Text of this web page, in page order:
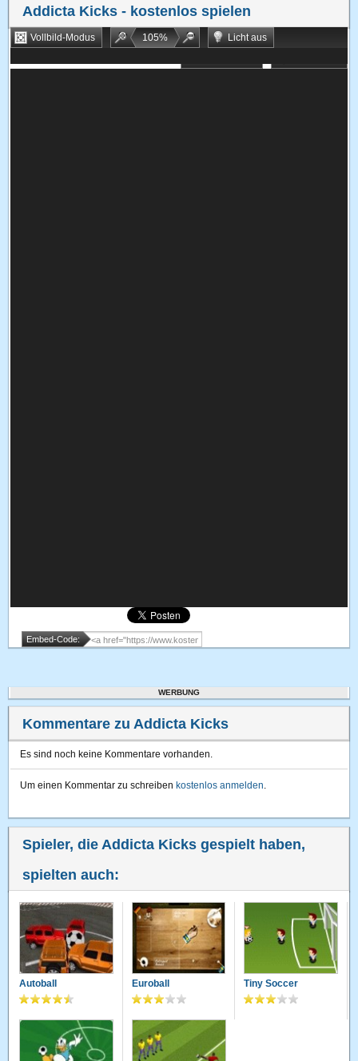
Addicta Kicks - kostenlos spielen
Vollbild-Modus 105%
Licht aus
Embed-Code:
WERBUNG
Kommentare zu Addicta Kicks
Es sind noch keine Kommentare vorhanden.
Um einen Kommentar zu schreiben kostenlos anmelden.
Spieler, die Addicta Kicks gespielt haben,
spielten auch:
Autoball Euroball Tiny Soccer